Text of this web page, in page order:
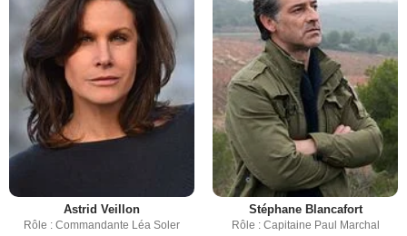
Astrid Veillon
Rôle : Commandante Léa Soler
Stéphane Blancafort
Rôle : Capitaine Paul Marchal